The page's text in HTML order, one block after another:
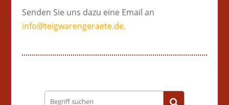
Senden Sie uns dazu eine Email an
info@teigwarengeraete.de.
Begriff